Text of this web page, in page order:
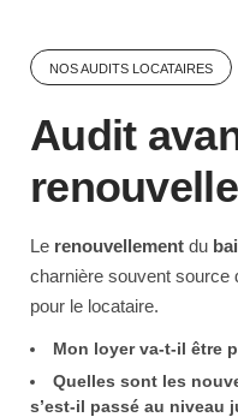
NOS AUDITS LOCATAIRES
Audit
Le renouvellement du
charnière souvent source
pour le locataire.
Mon loyer va-t-il être
Quelles sont les
s’est-il passé au niveau